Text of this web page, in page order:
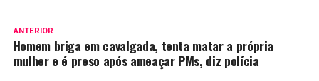
ANTERIOR
Homem briga em cavalgada, tenta matar a própria
mulher e é preso após ameaçar PMs, diz polícia